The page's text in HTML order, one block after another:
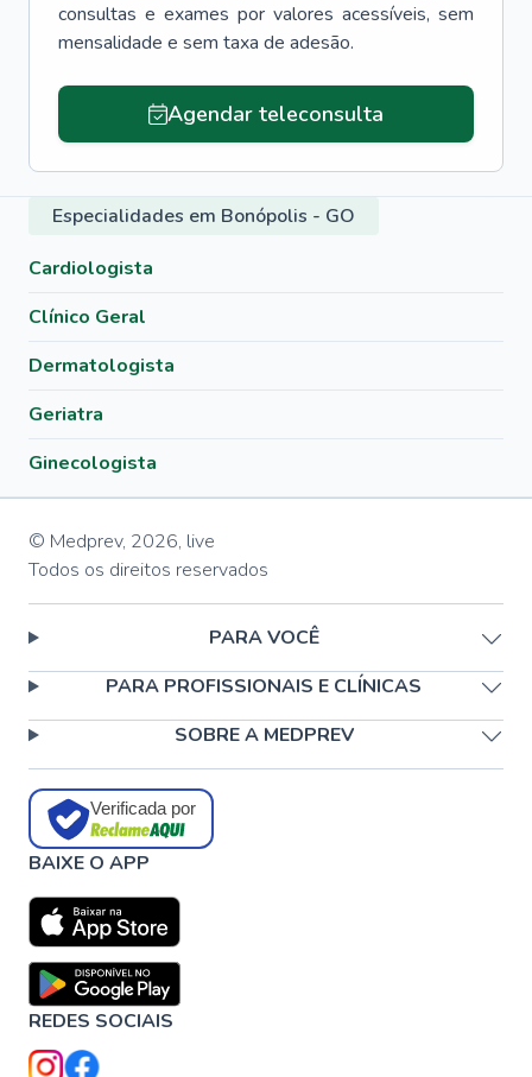
consultas e exames por valores acessíveis, sem
mensalidade e sem taxa de adesão.
Agendar teleconsulta
Especialidades em Bonópolis - GO
Cardiologista
Clínico Geral
Dermatologista
Geriatra
Ginecologista
© Medprev, 2026, live
Todos os direitos reservados
PARA VOCÊ
PARA PROFISSIONAIS E CLÍNICAS
SOBRE A MEDPREV
Verificada por
BAIXE O APP
REDES SOCIAIS